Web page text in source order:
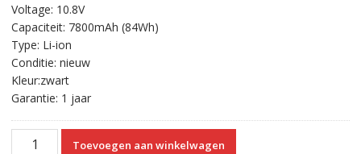
was:
€53.85.€30.87.
Voltage: 10.8V
Capaciteit: 7800mAh (84Wh)
Type: Li-ion
Conditie: nieuw
Kleur:zwart
Garantie: 1 jaar
Laptop
Toevoegen aan winkelwagen